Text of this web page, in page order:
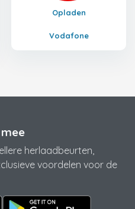
Opladen
Vodafone
herlaadbeurten,
voordelen voor de